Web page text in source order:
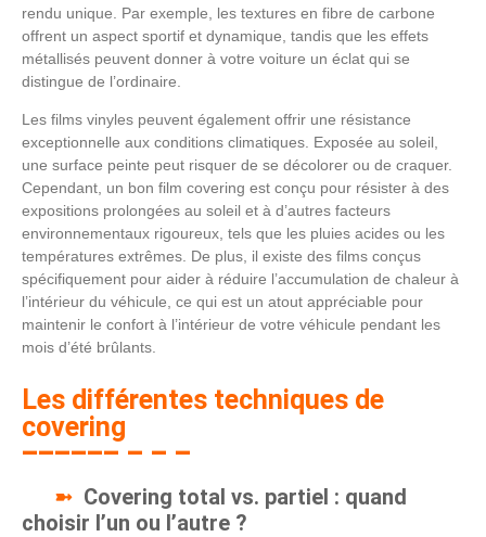
rendu unique. Par exemple, les textures en fibre de carbone
offrent un aspect sportif et dynamique, tandis que les effets
métallisés peuvent donner à votre voiture un éclat qui se
distingue de l’ordinaire.
Les films vinyles peuvent également offrir une résistance
exceptionnelle aux conditions climatiques. Exposée au soleil,
une surface peinte peut risquer de se décolorer ou de craquer.
Cependant, un bon film covering est conçu pour résister à des
expositions prolongées au soleil et à d’autres facteurs
environnementaux rigoureux, tels que les pluies acides ou les
températures extrêmes. De plus, il existe des films conçus
spécifiquement pour aider à réduire l’accumulation de chaleur à
l’intérieur du véhicule, ce qui est un atout appréciable pour
maintenir le confort à l’intérieur de votre véhicule pendant les
mois d’été brûlants.
Les différentes techniques de
covering
Covering total vs. partiel : quand
choisir l’un ou l’autre ?